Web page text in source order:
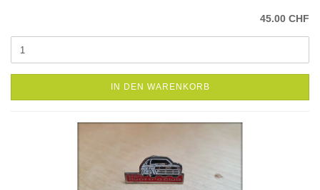
45.00 CHF
IN DEN WARENKORB